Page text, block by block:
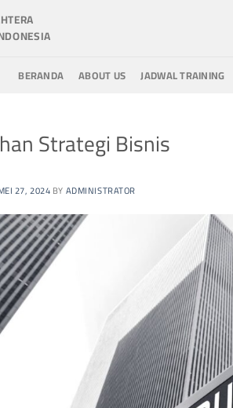
BERANDA ABOUT US JADWAL TRAINING
Strategi Bisnis
27, 2024BYADMINISTRATOR